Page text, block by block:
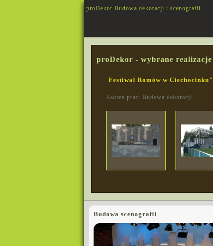
proDekor Budowa dekoracji i scenografii
proDekor - wybrane realizacje
Festiwal Romów w Ciechocinku"
Zakres prac: Budowa dekoracji
Budowa scenografii